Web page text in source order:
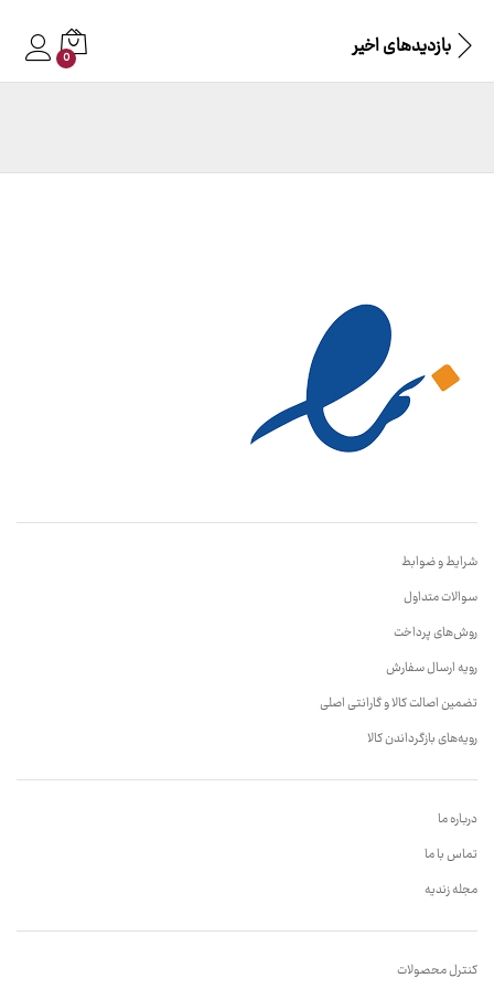
بازدیدهای اخیر 0
شرایط و ضوابط
سوالات متداول
روش‌های پرداخت
رویه ارسال سفارش
تضمین اصالت کالا و گارانتی اصلی
رویه‌های بازگرداندن کالا
درباره ما
تماس با ما
مجله زندیه
کنترل محصولات